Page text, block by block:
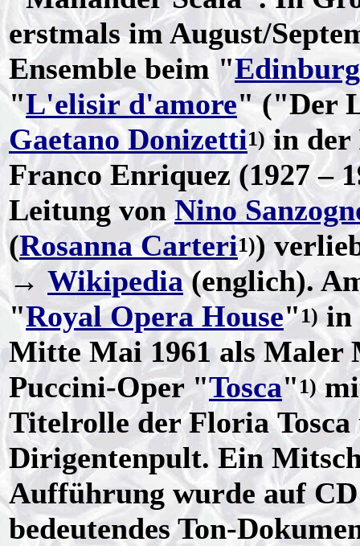
erstmals im August/
Ensemble beim "
"L'elisir d'amore" ("Der
Gaetano Donizetti1) in der
Franco Enriquez (1927 –
Leitung vonNino
(Rosanna Carteri1))
→ Wikipedia(englich).
"Royal Opera House"1)in
Mitte Mai 1961 als Maler
Puccini-Oper "Tosca"1)
Titelrolle der Floria
Dirigentenpult. Ein
Aufführung wurde auf
bedeutendes Ton-